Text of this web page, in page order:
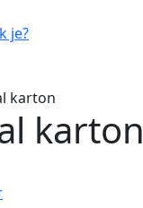
je?
karton
karton